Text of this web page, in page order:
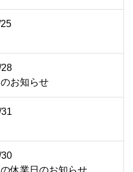
お知らせ
休業日のお知らせ